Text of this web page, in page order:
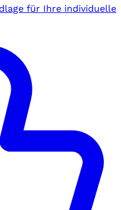
für Ihre individuelle